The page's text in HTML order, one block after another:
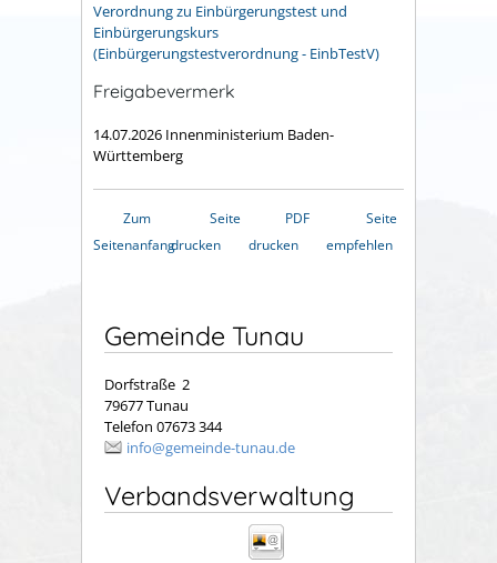
Verordnung zu Einbürgerungstest und
Einbürgerungskurs
(Einbürgerungstestverordnung - EinbTestV)
Freigabevermerk
14.07.2026 Innenministerium Baden-
Württemberg
Zum
Seitenanfang
Seite
drucken
PDF
drucken
Seite
empfehlen
Gemeinde Tunau
Dorfstraße 2
79677 Tunau
Telefon 07673 344
info@gemeinde-tunau.de
Verbandsverwaltung